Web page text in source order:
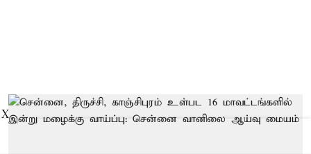
X